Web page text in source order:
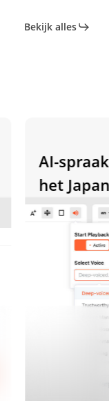
Bekijk alles
AI-
het Japans